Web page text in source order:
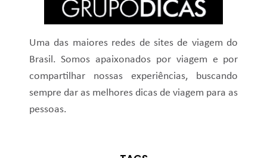
Uma das maiores redes de sites de viagem do
Brasil. Somos apaixonados por viagem e por
compartilhar nossas experiências, buscando
sempre dar as melhores dicas de viagem para as
pessoas.